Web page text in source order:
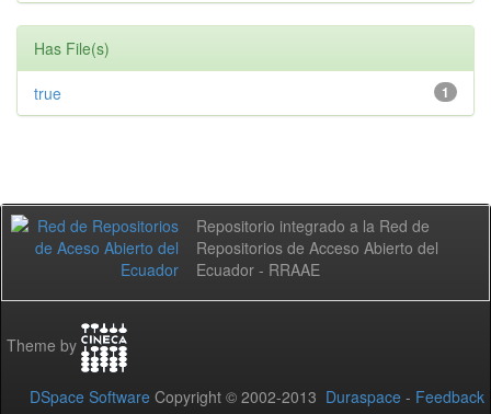
Has File(s)
1
true
Repositorio integrado a la Red de
Repositorios de Acceso Abierto del
Ecuador - RRAAE
Theme by
DSpace Software Copyright © 2002-2013 Duraspace - Feedback